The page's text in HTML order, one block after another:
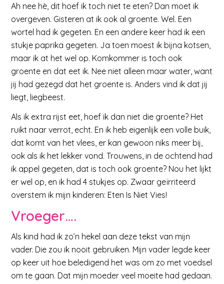
Ah nee hè, dit hoef ik toch niet te eten? Dan moet ik
overgeven. Gisteren at ik ook al groente. Wel. Een
wortel had ik gegeten. En een andere keer had ik een
stukje paprika gegeten. Ja toen moest ik bijna kotsen,
maar ik at het wel op. Komkommer is toch ook
groente en dat eet ik. Nee niet alleen maar water, want
jij had gezegd dat het groente is. Anders vind ik dat jij
liegt, liegbeest.
Als ik extra rijst eet, hoef ik dan niet die groente? Het
ruikt naar verrot, echt. En ik heb eigenlijk een volle buik,
dat komt van het vlees, er kan gewoon niks meer bij,
ook als ik het lekker vond. Trouwens, in de ochtend had
ik appel gegeten, dat is toch ook groente? Nou het lijkt
er wel op, en ik had 4 stukjes op. Zwaar geïrriteerd
overstem ik mijn kinderen: Eten Is Niet Vies!
Vroeger….
Als kind had ik zo’n hekel aan deze tekst van mijn
vader. Die zou ik nooit gebruiken. Mijn vader legde keer
op keer uit hoe beledigend het was om zo met voedsel
om te gaan. Dat mijn moeder veel moeite had gedaan.